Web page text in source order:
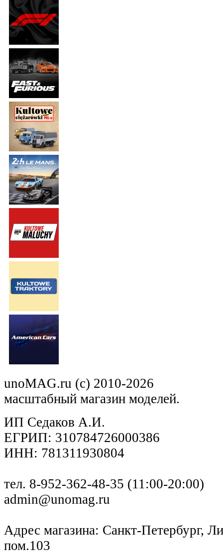
unoMAG.ru (c) 2010-2026
масштабный магазин моделей.
ИП Седаков А.И.
ЕГРИП: 310784726000386
ИНН: 781311930804
тел. 8-952-362-48-35 (11:00-20:00)
admin@unomag.ru
Адрес магазина: Санкт-Петербург,
пом.103